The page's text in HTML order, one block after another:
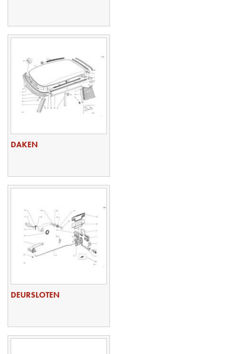
DAKEN
DEURSLOTEN